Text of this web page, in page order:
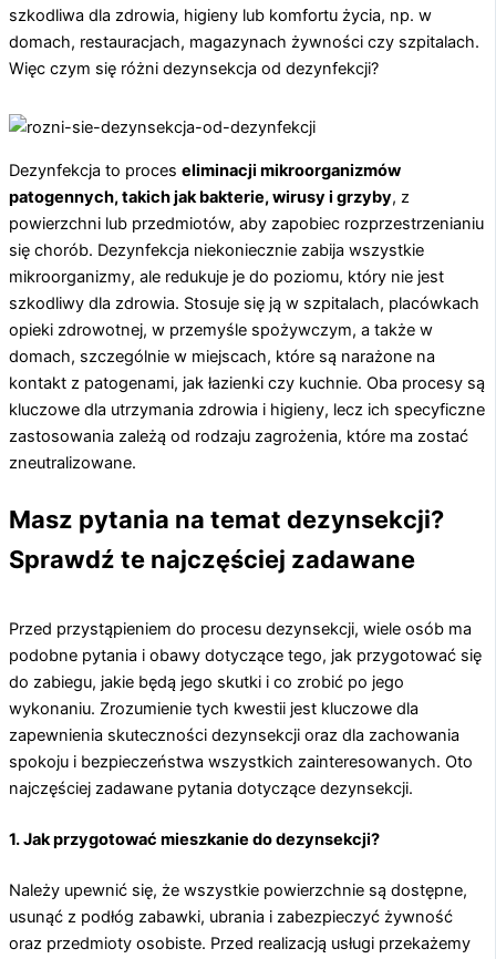
szkodliwa dla zdrowia, higieny lub komfortu życia, np. w
domach, restauracjach, magazynach żywności czy szpitalach.
Więc czym się różni dezynsekcja od dezynfekcji?
Dezynfekcja to proces eliminacji mikroorganizmów
patogennych, takich jak bakterie, wirusy i grzyby, z
powierzchni lub przedmiotów, aby zapobiec rozprzestrzenianiu
się chorób. Dezynfekcja niekoniecznie zabija wszystkie
mikroorganizmy, ale redukuje je do poziomu, który nie jest
szkodliwy dla zdrowia. Stosuje się ją w szpitalach, placówkach
opieki zdrowotnej, w przemyśle spożywczym, a także w
domach, szczególnie w miejscach, które są narażone na
kontakt z patogenami, jak łazienki czy kuchnie. Oba procesy są
kluczowe dla utrzymania zdrowia i higieny, lecz ich specyficzne
zastosowania zależą od rodzaju zagrożenia, które ma zostać
zneutralizowane.
Masz pytania na temat dezynsekcji?
Sprawdź te najczęściej zadawane
Przed przystąpieniem do procesu dezynsekcji, wiele osób ma
podobne pytania i obawy dotyczące tego, jak przygotować się
do zabiegu, jakie będą jego skutki i co zrobić po jego
wykonaniu. Zrozumienie tych kwestii jest kluczowe dla
zapewnienia skuteczności dezynsekcji oraz dla zachowania
spokoju i bezpieczeństwa wszystkich zainteresowanych. Oto
najczęściej zadawane pytania dotyczące dezynsekcji.
1. Jak przygotować mieszkanie do dezynsekcji?
Należy upewnić się, że wszystkie powierzchnie są dostępne,
usunąć z podłóg zabawki, ubrania i zabezpieczyć żywność
oraz przedmioty osobiste. Przed realizacją usługi przekażemy